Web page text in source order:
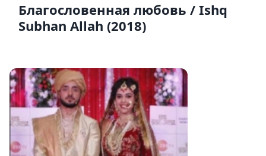
Благословенная любовь / Ishq
Subhan Allah (2018)